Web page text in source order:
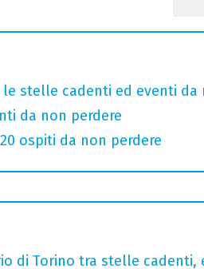
le stelle cadenti ed eventi da
da non perdere
ospiti da non perdere
di Torino tra stelle